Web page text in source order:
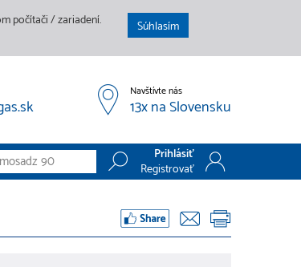
počítači / zariadení.
Súhlasím
Navštívte nás
13x na Slovensku
Prihlásiť
Registrovať
Registrovať